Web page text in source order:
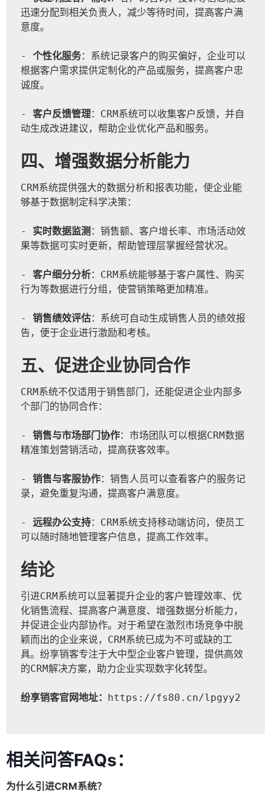
迅速分配到相关负责人，减少等待时间，提高客户满
意度。
- 个性化服务：系统记录客户的购买偏好，企业可以
根据客户需求提供定制化的产品或服务，提高客户忠
诚度。
- 客户反馈管理：CRM系统可以收集客户反馈，并自
动生成改进建议，帮助企业优化产品和服务。
四、增强数据分析能力
CRM系统提供强大的数据分析和报表功能，使企业能
够基于数据制定科学决策：
- 实时数据监测 ：销售额、客户增长率、市场活动效
果等数据可实时更新，帮助管理层掌握经营状况。
- 客户细分分析：CRM系统能够基于客户属性、购买
行为等数据进行分组，使营销策略更加精准。
- 销售绩效评估：系统可自动生成销售人员的绩效报
告，便于企业进行激励和考核。
五、促进企业协同合作
CRM系统不仅适用于销售部门，还能促进企业内部多
个部门的协同合作：
- 销售与市场部门协作：市场团队可以根据CRM数据
精准策划营销活动，提高获客效率。
- 销售与客服协作：销售人员可以查看客户的服务记
录，避免重复沟通，提高客户满意度。
- 远程办公支持：CRM系统支持移动端访问，使员工
可以随时随地管理客户信息，提高工作效率。
结论
引进CRM系统可以显著提升企业的客户管理效率、优
化销售流程、提高客户满意度、增强数据分析能力，
并促进企业内部协作。对于希望在激烈市场竞争中脱
颖而出的企业来说，CRM系统已成为不可或缺的工
具。纷享销客专注于大中型企业客户管理，提供高效
的CRM解决方案，助力企业实现数字化转型。
纷享销客官网地址： https://fs80.cn/lpgyy2
相关问答FAQs：
为什么引进CRM系统？